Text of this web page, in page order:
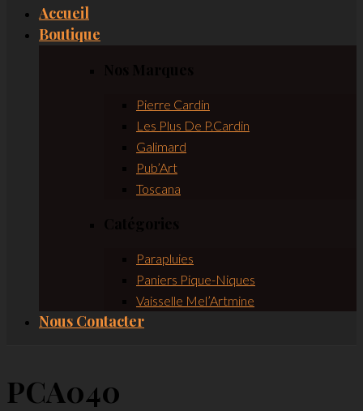
Accueil
Boutique
Pierre Cardin
Les Plus De P.Cardin
Galimard
Pub’Art
Toscana
Parapluies
Paniers Pique-Niques
Vaisselle Mel’Artmine
Nous Contacter
PCA040